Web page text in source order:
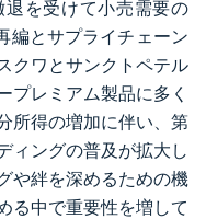
を受けて小売需要の
編とサプライチェーン
クワとサンクトペテル
プレミアム製品に多く
所得の増加に伴い、第
ィングの普及が拡大し
や絆を深めるための機
る中で重要性を増して